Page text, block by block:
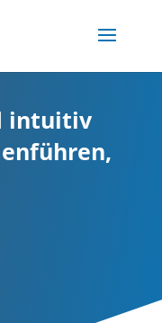
intuitiv